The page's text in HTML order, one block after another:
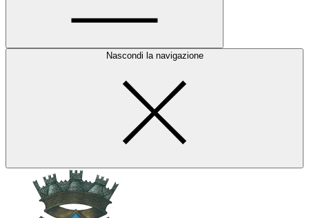
Nascondi la navigazione